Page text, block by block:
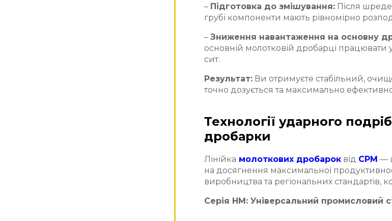
– Підготовка до змішування: Після
грубі компоненти мають рівномірно
– Зниження навантаження на основну
основній молотковій дробарці
сит.
Результат: Ви отримуєте стабільний,
точно дозується та максимально
Технології ударного
дробарки
Лінійка молоткових дробарок від CPM —
на досягнення максимальної
виробництва та регіональних стандартів,
Серія HM: Універсальний промисловий